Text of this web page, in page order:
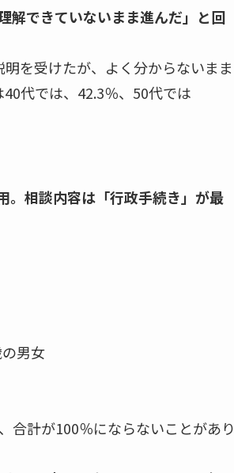
できていないまま進んだ」と回
を受けたが、よく分からないまま
代では、42.3％、50代では
相談内容は「行政手続き」が最
男女
合計が100％にならないことがあり